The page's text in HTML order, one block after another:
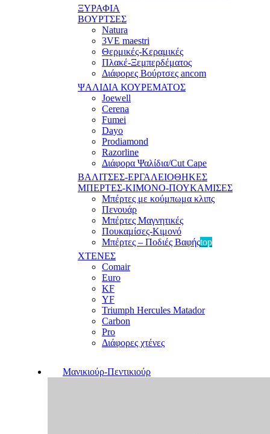
ΞΥΡΑΦΙΑ
ΒΟΥΡΤΣΕΣ
Natura
3VE maestri
Θερμικές-Κεραμικές
Πλακέ-Ξεμπερδέματος
Διάφορες Βούρτσες ancom
ΨΑΛΙΔΙΑ ΚΟΥΡΕΜΑΤΟΣ
Joewell
Cerena
Fumei
Dayo
Prodiamond
Razorline
Διάφορα Ψαλίδια/Cut Cape
ΒΑΛΙΤΣΕΣ-ΕΡΓΑΛΕΙΟΘΗΚΕΣ
ΜΠΕΡΤΕΣ-ΚΙΜΟΝΟ-ΠΟΥΚΑΜΙΣΕΣ
Μπέρτες με κούμπωμα κλιπς
Πενουάρ
Μπέρτες Μαγνητικές
Πουκαμίσες-Κιμονό
Μπέρτες – Ποδιές Βαφήςtop
ΧΤΕΝΕΣ
Comair
Euro
KF
YF
Triumph Hercules Matador
Carbon
Pro
Διάφορες χτένες
Μανικιούρ-Πεντικιούρ